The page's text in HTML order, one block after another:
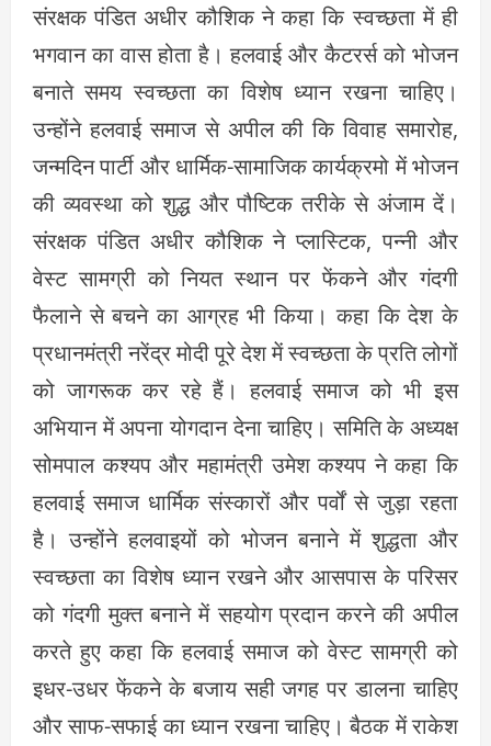
संरक्षक पंडित अधीर कौशिक ने कहा कि स्वच्छता में ही
भगवान का वास होता है। हलवाई और कैटरर्स को भोजन
बनाते समय स्वच्छता का विशेष ध्यान रखना चाहिए।
उन्होंने हलवाई समाज से अपील की कि विवाह समारोह,
जन्मदिन पार्टी और धार्मिक-सामाजिक कार्यक्रमो में भोजन
की व्यवस्था को शुद्ध और पौष्टिक तरीके से अंजाम दें।
संरक्षक पंडित अधीर कौशिक ने प्लास्टिक, पन्नी और
वेस्ट सामग्री को नियत स्थान पर फेंकने और गंदगी
फैलाने से बचने का आग्रह भी किया। कहा कि देश के
प्रधानमंत्री नरेंद्र मोदी पूरे देश में स्वच्छता के प्रति लोगों
को जागरूक कर रहे हैं। हलवाई समाज को भी इस
अभियान में अपना योगदान देना चाहिए। समिति के अध्यक्ष
सोमपाल कश्यप और महामंत्री उमेश कश्यप ने कहा कि
हलवाई समाज धार्मिक संस्कारों और पर्वों से जुड़ा रहता
है। उन्होंने हलवाइयों को भोजन बनाने में शुद्धता और
स्वच्छता का विशेष ध्यान रखने और आसपास के परिसर
को गंदगी मुक्त बनाने में सहयोग प्रदान करने की अपील
करते हुए कहा कि हलवाई समाज को वेस्ट सामग्री को
इधर-उधर फेंकने के बजाय सही जगह पर डालना चाहिए
और साफ-सफाई का ध्यान रखना चाहिए। बैठक में राकेश